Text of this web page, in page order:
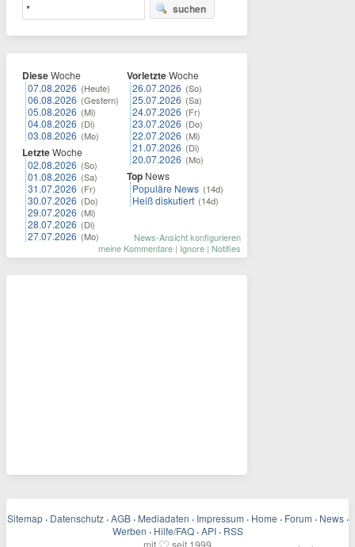
suchen
DieseWoche
07.08.2026 (Heute)
06.08.2026 (Gestern)
05.08.2026 (Mi)
04.08.2026 (Di)
03.08.2026 (Mo)
LetzteWoche
02.08.2026 (So)
01.08.2026 (Sa)
31.07.2026 (Fr)
30.07.2026 (Do)
29.07.2026 (Mi)
28.07.2026 (Di)
27.07.2026 (Mo)
VorletzteWoche
26.07.2026 (So)
25.07.2026 (Sa)
24.07.2026 (Fr)
23.07.2026 (Do)
22.07.2026 (Mi)
21.07.2026 (Di)
20.07.2026 (Mo)
Top News
Populäre News (14d)
Heiß diskutiert (14d)
News-Ansicht konfigurieren
meine Kommentare | Ignore | Notifies
Sitemap · Datenschutz · AGB · Mediadaten · Impressum · Home · Forum · News ·
Werben · Hilfe/FAQ · API · RSS